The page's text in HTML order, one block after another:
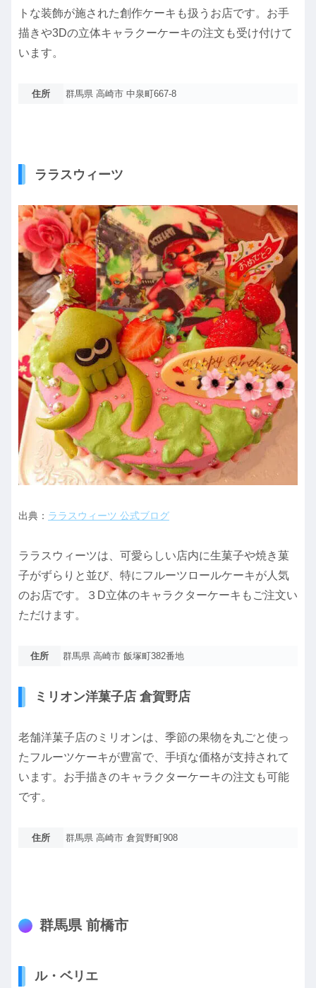
トな装飾が施された創作ケーキも扱うお店です。お手
描きや3Dの立体キャラクーケーキの注文も受け付けて
います。
住所 群馬県 高崎市 中泉町667-8
ララスウィーツ
出典： ララスウィーツ 公式ブログ
ララスウィーツは、可愛らしい店内に生菓子や焼き菓
子がずらりと並び、特にフルーツロールケーキが人気
のお店です。３D立体のキャラクターケーキもご注文い
ただけます。
住所 群馬県 高崎市 飯塚町382番地
ミリオン洋菓子店 倉賀野店
老舗洋菓子店のミリオンは、季節の果物を丸ごと使っ
たフルーツケーキが豊富で、手頃な価格が支持されて
います。お手描きのキャラクターケーキの注文も可能
です。
住所 群馬県 高崎市 倉賀野町908
群馬県 前橋市
ル・ベリエ